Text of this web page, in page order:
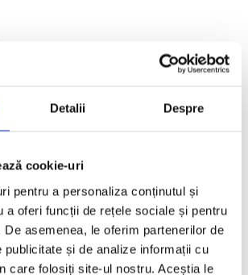
Detalii Despre
cookie-uri
pentru a personaliza conținutul și
a oferi funcții de rețele sociale și pentru
asemenea, le oferim partenerilor de
publicitate și de analize informații cu
care folosiți site-ul nostru. Aceștia le